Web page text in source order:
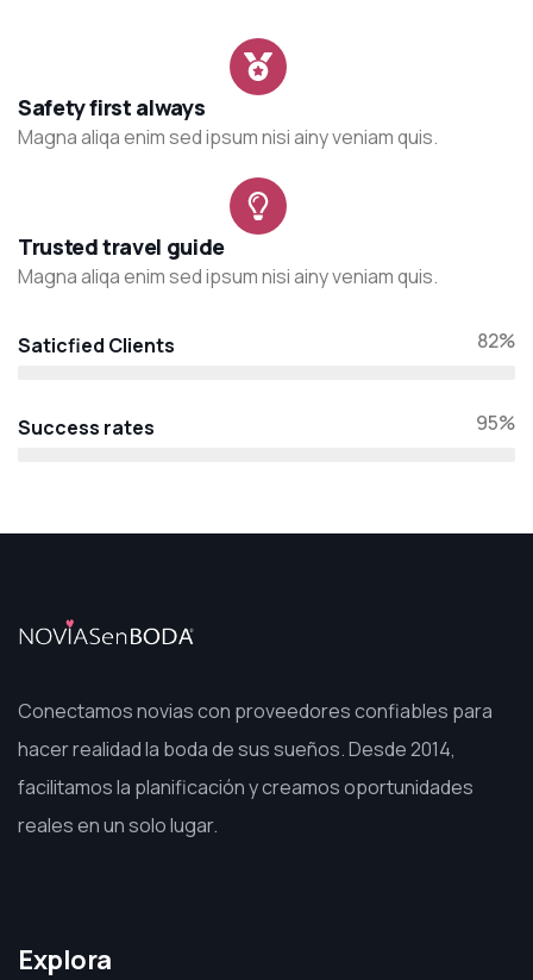
Safety first always
Magna aliqa enim sed ipsum nisi ainy veniam quis.
Trusted travel guide
Magna aliqa enim sed ipsum nisi ainy veniam quis.
Saticfied Clients 82%
Success rates 95%
Conectamos novias con proveedores confiables para
hacer realidad la boda de sus sueños. Desde 2014,
facilitamos la planificación y creamos oportunidades
reales en un solo lugar.
Explora